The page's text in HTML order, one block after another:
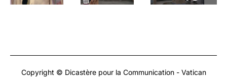
Copyright © Dicastère pour la Communication - Vatican